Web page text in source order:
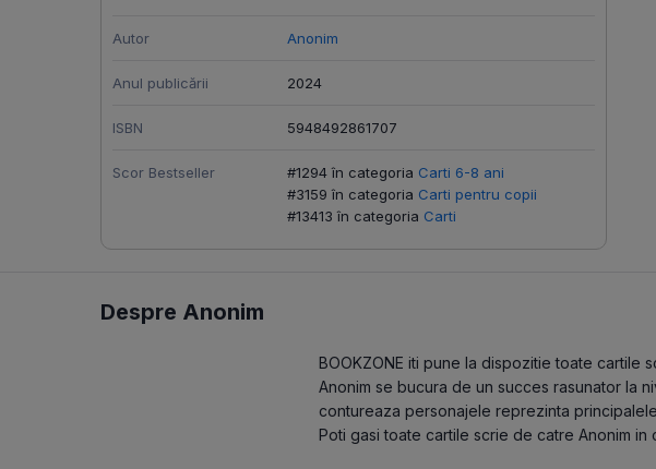
Autor Anonim
Anul publicării 2024
ISBN 5948492861707
Scor Bestseller #1294 în categoria Carti 6-8 ani
#3159 în categoria Carti pentru copii
#13413 în categoria Carti
Despre Anonim
BOOKZONE iti pune la dispozitie toate cartile
Anonim se bucura de un succes rasunator la
contureaza personajele reprezinta
Poti gasi toate cartile scrie de catre Anonim in